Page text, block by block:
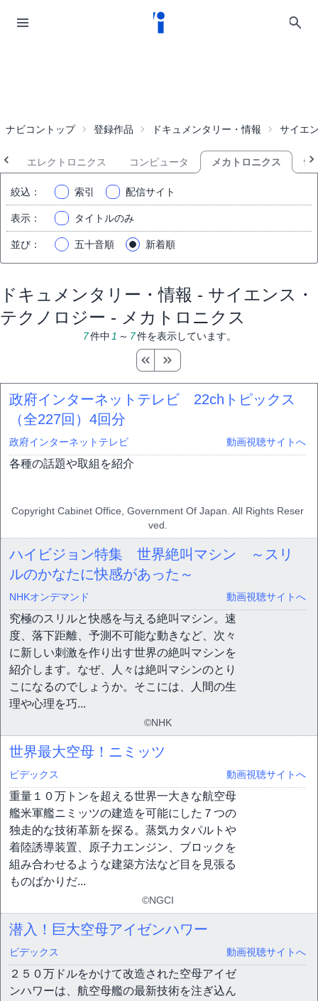
ナビコントップ 登録作品 ドキュメンタリー・情報 サイエ
エレクトロニクス コンピュータ メカトロニクス 情
絞込 ： 索引 配信サイト
表示 ： タイトルのみ
並び ： 五十音順 新着順
ドキュメンタリー・情報 - サイエンス・
テクノロジー - メカトロニクス
7件中 1 ～ 7件を表示しています。
政府インターネットテレビ 22chトピックス
（全227回） 4回分
政府インターネットテレビ 動画視聴サイトへ
各種の話題や取組を紹介
Copyright Cabinet Office, Government Of Japan. All Rights Reser
ved.
ハイビジョン特集 世界絶叫マシン ～スリ
ルのかなたに快感があった～
NHKオンデマンド 動画視聴サイトへ
究極のスリルと快感を与える絶叫マシン。速
度、落下距離、予測不可能な動きなど、次々
に新しい刺激を作り出す世界の絶叫マシンを
紹介します。なぜ、人々は絶叫マシンのとり
こになるのでしょうか。そこには、人間の生
理や心理を巧...
©NHK
世界最大空母！ニミッツ
ビデックス 動画視聴サイトへ
重量１０万トンを超える世界一大きな航空母
艦米軍艦ニミッツの建造を可能にした７つの
独走的な技術革新を探る。蒸気カタパルトや
着陸誘導装置、原子力エンジン、ブロックを
組み合わせるような建築方法など目を見張る
ものばかりだ...
©NGCI
潜入！巨大空母アイゼンハワー
ビデックス 動画視聴サイトへ
２５０万ドルをかけて改造された空母アイゼ
ンハワーは、航空母艦の最新技術を注ぎ込ん